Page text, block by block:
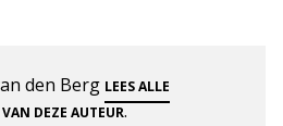
den Berg LEES ALLE
DEZE AUTEUR.